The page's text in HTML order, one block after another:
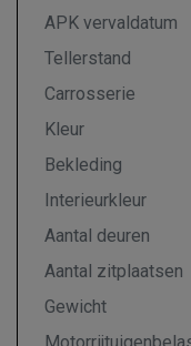
APK vervaldatum
Tellerstand
Carrosserie
Kleur
Bekleding
Interieurkleur
Aantal deuren
Aantal zitplaatsen
Gewicht